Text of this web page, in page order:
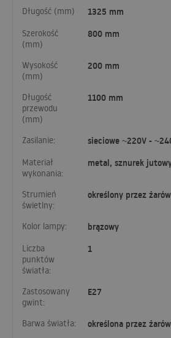
Długość (mm) 1325 mm
Szerokość
(mm)
800 mm
Wysokość
(mm)
200 mm
Długość
przewodu
(mm)
1100 mm
Zasilanie: sieciowe ~220V -
Materiał
wykonania:
metal, sznurek
Strumień
świetlny:
określony przez
Kolor lampy: brązowy
Liczba
punktów
światła:
1
Zastosowany
gwint:
E27
Barwa światła: określona przez